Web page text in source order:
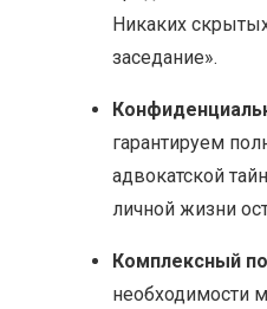
Никаких
заседание».
гарантируем
адвокатской
личной жизни
Комплексный
необходимости